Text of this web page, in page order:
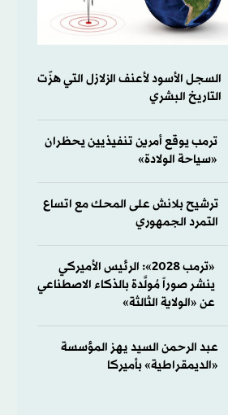
السجل الأسود لأعنف الزلازل التي هزّت
التاريخ البشري
ترمب يوقع أمرين تنفيذيين يحظران
«سياحة الولادة»
ترشيح بلانش على المحك مع اتساع
التمرد الجمهوري
«ترمب 2028»: الرئيس الأميركي
ينشر صوراً مُولَّدة بالذكاء الاصطناعي
عن «الولاية الثالثة»
عبد الرحمن السيد يهز المؤسسة
«الديمقراطية» بأميركا